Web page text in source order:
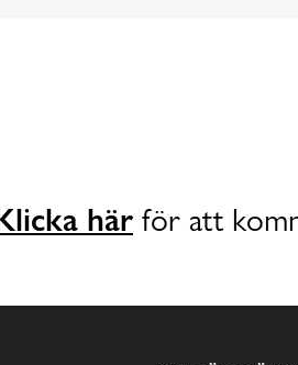
här för att